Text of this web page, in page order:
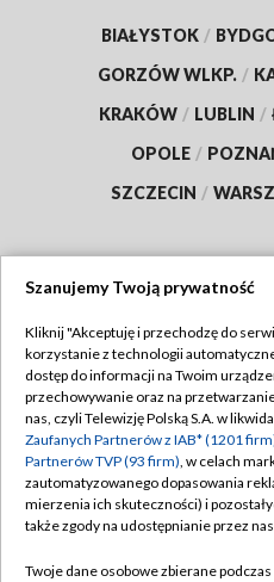
BIAŁYSTOK /
GORZÓW WLKP. /
KRAKÓW / LUBLIN /
OPOLE /
SZCZECIN /
Abonament TVP
Emisja w TVP
Centrum informacji TVP
Naziemna Telewizja
Polityka
Moje
Szanujemy Twoją prywatność
Kliknij "Akceptuję i przechodzę do
korzystanie z technologii
dostęp do informacji na Twoim
przechowywanie oraz na
nas, czyli Telewizję Polską S.A. w
Zaufanych Partnerów z IAB* (1201
Partnerów TVP (93 firm), w celach
zautomatyzowanego dopasowania
mierzenia ich skuteczności) i
także zgody na udostępnianie przez
Twoje dane osobowe zbierane